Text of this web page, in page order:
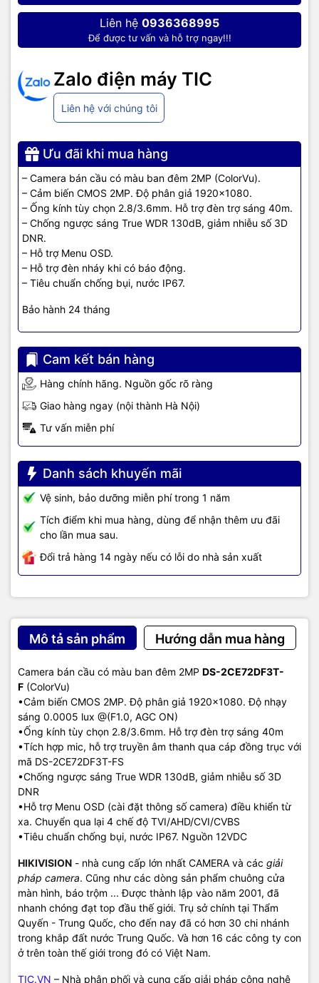
Liên hệ 0936368995
Để được tư vấn và hỗ trợ ngay!!!
Zalo điện máy TIC
Liên hệ với chúng tôi
Ưu đãi khi mua hàng
– Camera bán cầu có màu ban đêm 2MP (ColorVu).
– Cảm biến CMOS 2MP. Độ phân giả 1920×1080.
– Ống kính tùy chọn 2.8/3.6mm. Hỗ trợ đèn trợ sáng 40m.
– Chống ngược sáng True WDR 130dB, giảm nhiễu số 3D
DNR.
– Hỗ trợ Menu OSD.
– Hỗ trợ đèn nháy khi có báo động.
– Tiêu chuẩn chống bụi, nước IP67.
Bảo hành 24 tháng
Cam kết bán hàng
Hàng chính hãng. Nguồn gốc rõ ràng
Giao hàng ngay (nội thành Hà Nội)
Tư vấn miễn phí
Danh sách khuyến mãi
Vệ sinh, bảo dưỡng miễn phí trong 1 năm
Tích điểm khi mua hàng, dùng để nhận thêm ưu đãi
cho lần mua sau.
Đổi trả hàng 14 ngày nếu có lỗi do nhà sản xuất
Mô tả sản phẩm Hướng dẫn mua hàng
Camera bán cầu có màu ban đêm 2MP DS-2CE72DF3T-
F (ColorVu)
•Cảm biến CMOS 2MP. Độ phân giả 1920x1080. Độ nhạy
sáng 0.0005 lux @(F1.0, AGC ON)
•Ống kính tùy chọn 2.8/3.6mm. Hỗ trợ đèn trợ sáng 40m
•Tích hợp mic, hỗ trợ truyền âm thanh qua cáp đồng trục với
mã DS-2CE72DF3T-FS
•Chống ngược sáng True WDR 130dB, giảm nhiễu số 3D
DNR
•Hỗ trợ Menu OSD (cài đặt thông số camera) điều khiển từ
xa. Chuyển qua lại 4 chế độ TVI/AHD/CVI/CVBS
•Tiêu chuẩn chống bụi, nước IP67. Nguồn 12VDC
HIKIVISION - nhà cung cấp lớn nhất CAMERA và các giải
pháp camera. Cũng như các dòng sản phẩm chuông cửa
màn hình, báo trộm ... Được thành lập vào năm 2001, đã
nhanh chóng đạt top đầu thế giới. Trụ sở chính tại Thẩm
Quyến - Trung Quốc, cho đến nay đã có hơn 30 chi nhánh
trong khắp đất nước Trung Quốc. Và hơn 16 các công ty con
ở trên toàn thế giới trong đó có Việt Nam.
TIC.VN – Nhà phân phối và cung cấp giải pháp công nghệ